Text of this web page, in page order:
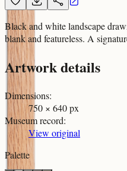
Black and white landscape
blank and featureless. A
Artwork details
Dimensions:
750 × 640 px
Museum record:
View original
Palette